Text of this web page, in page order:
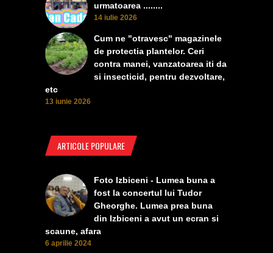
urmatoarea ........
14 iulie 2026
Cum ne "otravesc" magazinele
de protectia plantelor. Ceri
contra manei, vanzatoarea iti da
si insecticid, pentru dezvoltare,
etc
13 iunie 2026
ARTICOLE POPULARE
Foto Izbiceni - Lumea buna a
fost la concertul lui Tudor
Gheorghe. Lumea prea buna
din Izbiceni a avut un ecran si
scaune, afara
6 aprilie 2024